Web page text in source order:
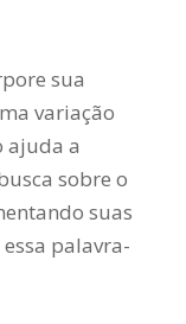
sua
variação
ajuda a
sobre o
suas
palavra-